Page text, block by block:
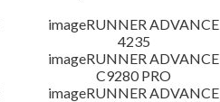
imageRUNNER ADVANCE
4235
imageRUNNER ADVANCE
C9280 PRO
imageRUNNER ADVANCE